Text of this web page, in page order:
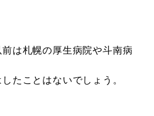
は札幌の厚生病院や斗南病
たことはないでしょう。